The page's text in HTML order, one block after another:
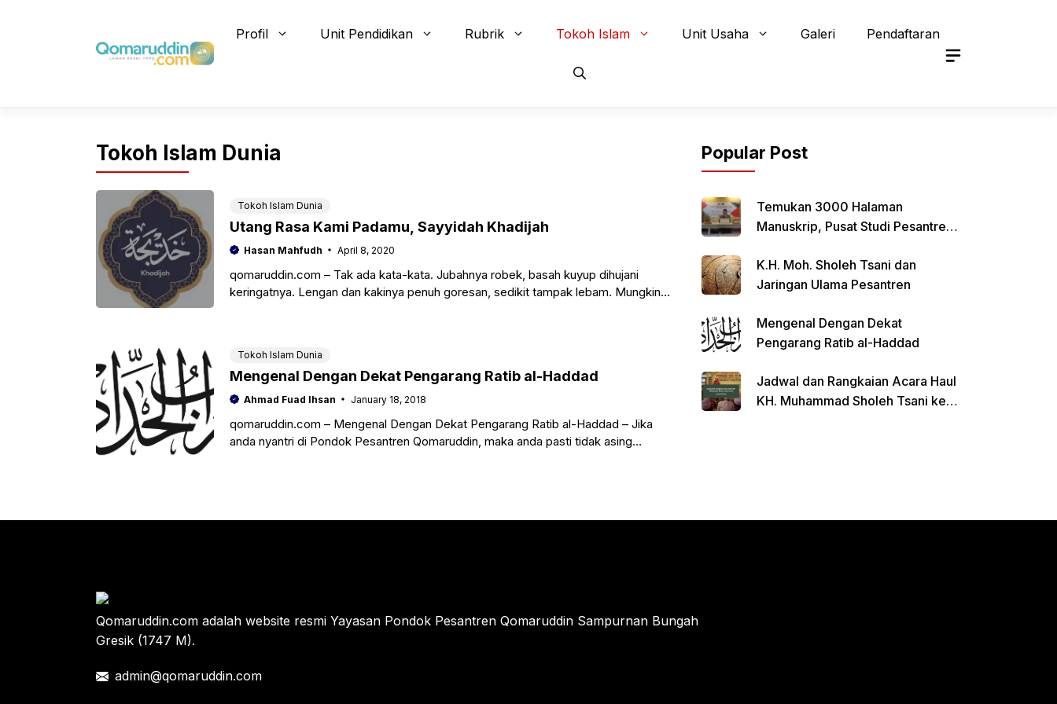
Profil Unit Pendidikan Rubrik Tokoh Islam Unit Usaha Galeri Pendaftaran
Tokoh Islam Dunia
Tokoh Islam Dunia
Utang Rasa Kami Padamu, Sayyidah Khadijah
Hasan Mahfudh April 8, 2020
qomaruddin.com – Tak ada kata-kata. Jubahnya robek, basah kuyup dihujani
keringatnya. Lengan dan kakinya penuh goresan, sedikit tampak lebam. Mungkin
Tokoh Islam Dunia
Mengenal Dengan Dekat Pengarang Ratib al-Haddad
Ahmad Fuad Ihsan January 18, 2018
qomaruddin.com – Mengenal Dengan Dekat Pengarang Ratib al-Haddad – Jika
anda nyantri di Pondok Pesantren Qomaruddin, maka anda pasti tidak asing
Popular Post
Temukan 3000 Halaman
Manuskrip, Pusat Studi Pesantren
K.H. Moh. Sholeh Tsani dan
Jaringan Ulama Pesantren
Mengenal Dengan Dekat
Pengarang Ratib al-Haddad
Jadwal dan Rangkaian Acara Haul
KH. Muhammad Sholeh Tsani ke-
Qomaruddin.com adalah website resmi Yayasan Pondok Pesantren Qomaruddin Sampurnan Bungah
Gresik (1747 M).
admin@qomaruddin.com